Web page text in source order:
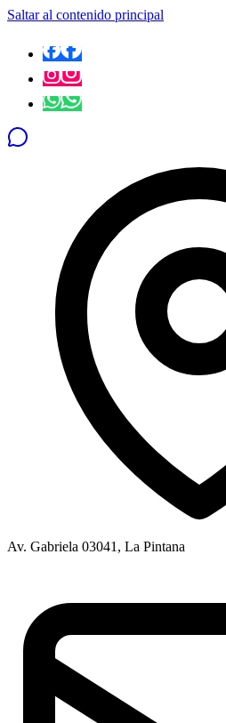
Saltar al contenido principal
Av. Gabriela 03041, La Pintana